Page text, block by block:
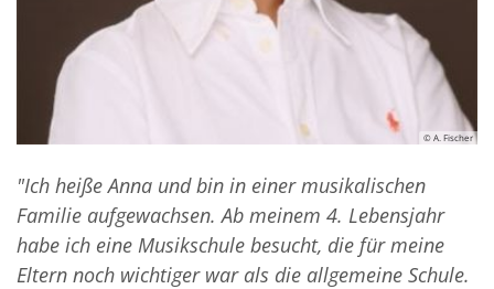
© A. Fischer
"Ich heiße Anna und bin in einer musikalischen
Familie aufgewachsen. Ab meinem 4. Lebensjahr
habe ich eine Musikschule besucht, die für meine
Eltern noch wichtiger war als die allgemeine Schule.